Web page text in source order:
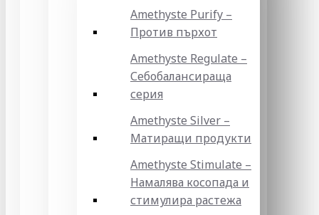
Amethyste Purify –
Против пърхот
Amethyste Regulate –
Себобалансираща
серия
Amethyste Silver –
Матиращи продукти
Amethyste Stimulate –
Намалява косопада и
стимулира растежа